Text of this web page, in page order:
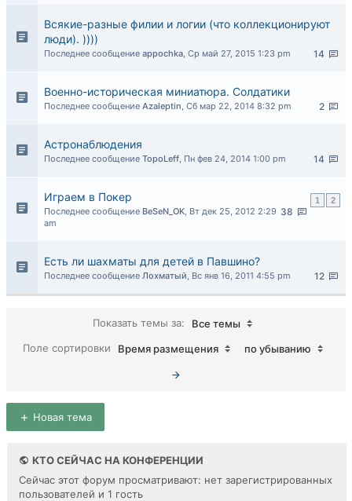
Всякие-разные филии и логии (что коллекционируют
люди). ))))
14
Последнее сообщение appochka, Ср май 27, 2015 1:23 pm
Военно-историческая миниатюра. Солдатики
2
Последнее сообщение Azaleptin, Сб мар 22, 2014 8:32 pm
Астронаблюдения
14
Последнее сообщение TopoLeff, Пн фев 24, 2014 1:00 pm
Играем в Покер 1 2
38
Последнее сообщение BeSeN_OK, Вт дек 25, 2012 2:29
am
Есть ли шахматы для детей в Павшино?
12
Последнее сообщение Лохматый, Вс янв 16, 2011 4:55 pm
Показать темы за:
Все темы
Поле сортировки
Время размещения по убыванию
Новая тема
КТО СЕЙЧАС НА КОНФЕРЕНЦИИ
Сейчас этот форум просматривают: нет зарегистрированных
пользователей и 1 гость